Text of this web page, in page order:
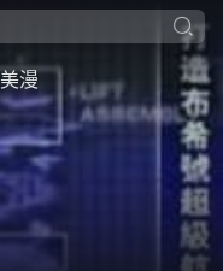
美漫